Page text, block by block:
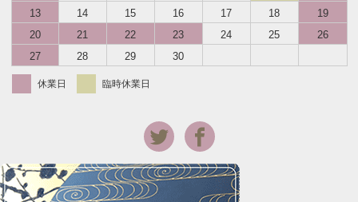
13
14 15 16 17 18
19
20
21 22 23 24 25
26
27
28 29 30
休業日 臨時休業日